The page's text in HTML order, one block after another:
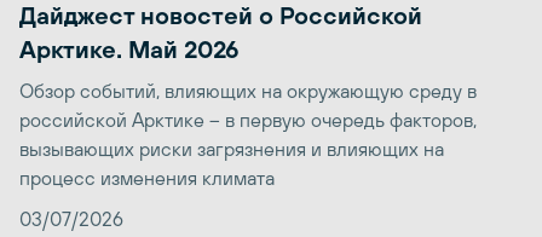
Дайджест новостей о Российской
Арктике. Май 2026
Обзор событий, влияющих на окружающую среду в
российской Арктике – в первую очередь факторов,
вызывающих риски загрязнения и влияющих на
процесс изменения климата
03/07/2026